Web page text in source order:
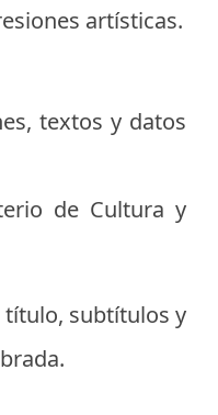
artísticas.
textos y datos
de Cultura y
subtítulos y